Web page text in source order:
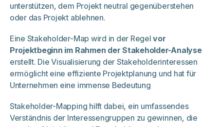
unterstützen, dem Projekt neutral gegenüberstehen
oder das Projekt ablehnen.
Eine Stakeholder-Map wird in der Regel vor
Projektbeginn im Rahmen der Stakeholder-Analyse
erstellt. Die Visualisierung der Stakeholderinteressen
ermöglicht eine effiziente Projektplanung und hat für
Unternehmen eine immense Bedeutung
Stakeholder-Mapping hilft dabei, ein umfassendes
Verständnis der Interessengruppen zu gewinnen, die